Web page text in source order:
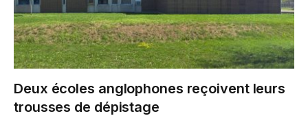
Deux écoles anglophones reçoivent leurs
trousses de dépistage